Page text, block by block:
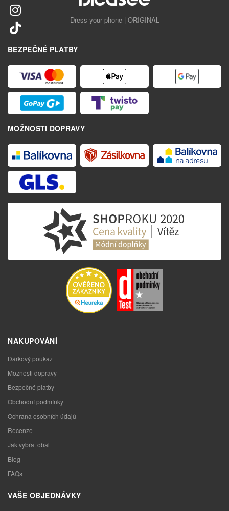
Dress your phone | ORIGINAL
BEZPEČNÉ PLATBY
MOŽNOSTI DOPRAVY
NAKUPOVÁNÍ
Dárkový poukaz
Možnosti dopravy
Bezpečné platby
Obchodní podmínky
Ochrana osobních údajů
Recenze
Jak vybrat obal
Blog
FAQs
VAŠE OBJEDNÁVKY